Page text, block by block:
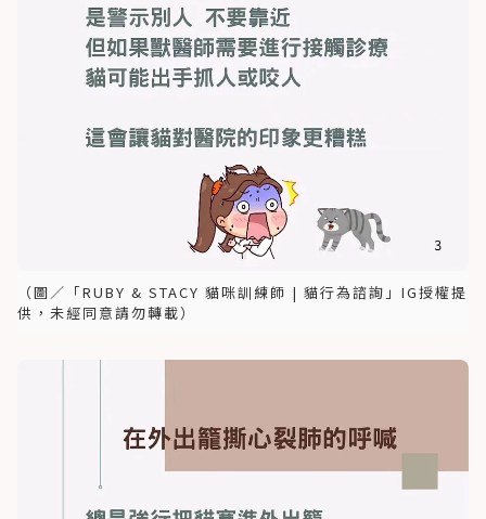
（圖／「RUBY & STACY 貓咪訓練師 | 貓行為諮詢」IG授權提
供，未經同意請勿轉載）